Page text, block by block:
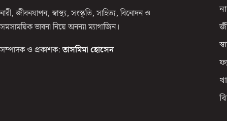
নারী, জীবনযাপন, স্বাস্থ্য, সংস্কৃতি, সাহিত্য, বিনোদন ও
সমসাময়িক ভাবনা নিয়ে অনন্যা ম্যাগাজিন।
সম্পাদক ও প্রকাশক: তাসমিমা হোসেন